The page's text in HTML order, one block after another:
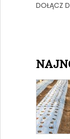
DOŁĄCZ